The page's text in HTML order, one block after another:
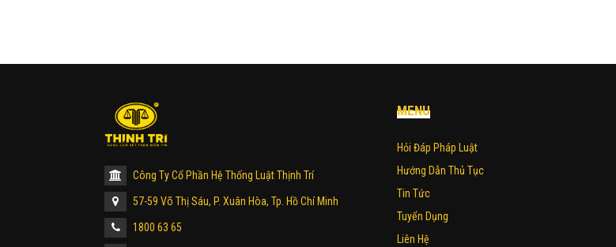
Công Ty Cổ Phần Hệ Thống Luật Thịnh Trí
57-59 Võ Thị Sáu, P. Xuân Hòa, Tp. Hồ Chí Minh
1800 63 65
MENU
Hỏi Đáp Pháp Luật
Hướng Dẫn Thủ Tục
Tin Tức
Tuyển Dụng
Liên Hệ